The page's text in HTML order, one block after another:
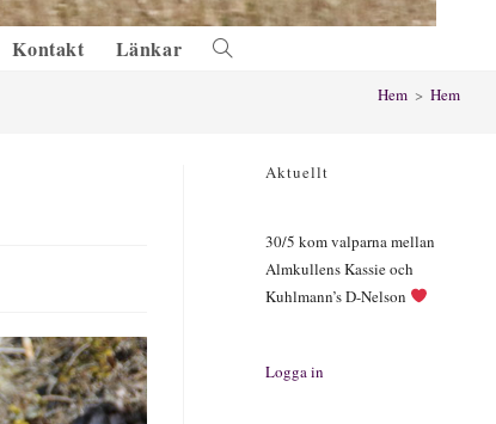
Kontakt Länkar
Slå
Hem > Hem
Aktuellt
30/5 kom valparna mellan
Almkullens Kassie och
Kuhlmann’s D-Nelson
Logga in